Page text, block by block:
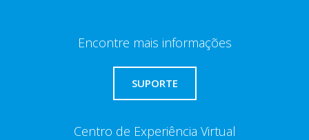
Encontre mais informações
SUPORTE
Centro de Experiência Virtual